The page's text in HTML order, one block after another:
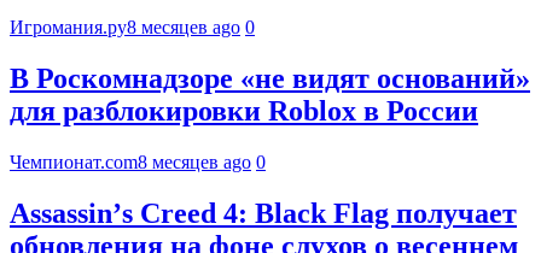
Игромания.ру8 месяцев ago 0
В Роскомнадзоре «не видят оснований»
для разблокировки Roblox в России
Чемпионат.com8 месяцев ago 0
Assassinʼs Creed 4: Black Flag получает
обновления на фоне слухов о весеннем